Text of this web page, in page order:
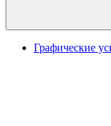
Графические